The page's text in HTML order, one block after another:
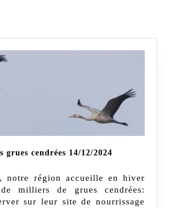
grues cendrées 14/12/2024
grues
cendrées
notre région accueille en hiver
milliers de grues cendrées:
sur leur site de nourrissage